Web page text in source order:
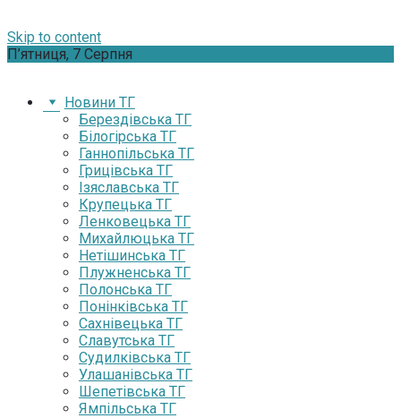
Skip to content
П’ятниця, 7 Серпня
Новини ТГ
Берездівська ТГ
Білогірська ТГ
Ганнопільська ТГ
Грицівська ТГ
Ізяславська ТГ
Крупецька ТГ
Ленковецька ТГ
Михайлюцька ТГ
Нетішинська ТГ
Плужненська ТГ
Полонська ТГ
Понінківська ТГ
Сахнівецька ТГ
Славутська ТГ
Судилківська ТГ
Улашанівська ТГ
Шепетівська ТГ
Ямпільська ТГ